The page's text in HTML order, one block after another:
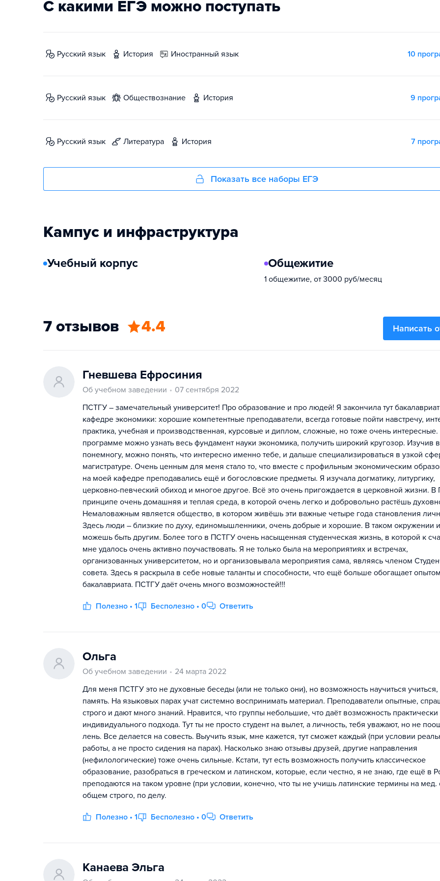
С какими ЕГЭ можно поступать
русский язык история иностранный язык 10
русский язык обществознание история 9
русский язык литература история 7
Показать все наборы ЕГЭ
Кампус и инфраструктура
Учебный корпус Общежитие
1 общежитие, от 3000 руб/месяц
7 отзывов 4.4 Написать
Гневшева Ефросиния
Об учебном заведении
07 сентября 2022
ПСТГУ – замечательный университет! Про образование и про людей! Я закончила тут
кафедре экономики: хорошие компетентные преподаватели, всегда готовые пойти навстречу,
практика, учебная и производственная, курсовые и диплом, сложные, но тоже очень интересные.
программе можно узнать весь фундамент науки экономика, получить широкий кругозор. Изучив
понемногу, можно понять, что интересно именно тебе, и дальше специализироваться в узкой
магистратуре. Очень ценным для меня стало то, что вместе с профильным экономическим
на моей кафедре преподавались ещё и богословские предметы. Я изучала догматику, литургику,
церковно-певческий обиход и многое другое. Всё это очень пригождается в церковной жизни.
принципе очень домашняя и теплая среда, в которой очень легко и добровольно растёшь
Немаловажным является общество, в котором живёшь эти важные четыре года становления
Здесь люди – близкие по духу, единомышленники, очень добрые и хорошие. В таком окружении
можешь быть другим. Более того в ПСТГУ очень насыщенная студенческая жизнь, в которой к
мне удалось очень активно поучаствовать. Я не только была на мероприятиях и встречах,
организованных университетом, но и организовывала мероприятия сама, являясь членом
совета. Здесь я раскрыла в себе новые таланты и способности, что ещё больше обогащает
бакалавриата. ПСТГУ даёт очень много возможностей!!!
Полезно • 1 Бесполезно • 0 Ответить
Ольга
Об учебном заведении
24 марта 2022
Для меня ПСТГУ это не духовные беседы (или не только они), но возможность научиться учиться,
память. На языковых парах учат системно воспринимать материал. Преподаватели опытные,
строго и дают много знаний. Нравится, что группы небольшие, что даёт возможность практически
индивидуального подхода. Тут ты не просто студент на вылет, а личность, тебя уважают, но не
лень. Все делается на совесть. Выучить язык, мне кажется, тут сможет каждый (при условии
работы, а не просто сидения на парах). Насколько знаю отзывы друзей, другие направления
(нефилологические) тоже очень сильные. Кстати, тут есть возможность получить классическое
образование, разобраться в греческом и латинском, которые, если честно, я не знаю, где ещё в
преподаются на таком уровне (при условии, конечно, что ты не учишь латинские термины на мед.
общем строго, по делу.
Полезно • 1 Бесполезно • 0 Ответить
Канаева Эльга